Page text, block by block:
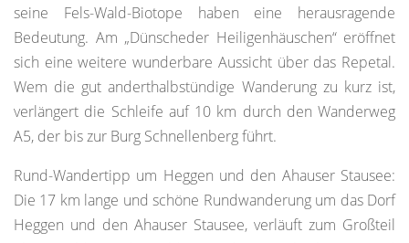
seine Fels-Wald-Biotope haben eine herausragende
Bedeutung. Am „Dünscheder Heiligenhäuschen“ eröffnet
sich eine weitere wunderbare Aussicht über das Repetal.
Wem die gut anderthalbstündige Wanderung zu kurz ist,
verlängert die Schleife auf 10 km durch den Wanderweg
A5, der bis zur Burg Schnellenberg führt.
Rund-Wandertipp um Heggen und den Ahauser Stausee:
Die 17 km lange und schöne Rundwanderung um das Dorf
Heggen und den Ahauser Stausee, verläuft zum Großteil